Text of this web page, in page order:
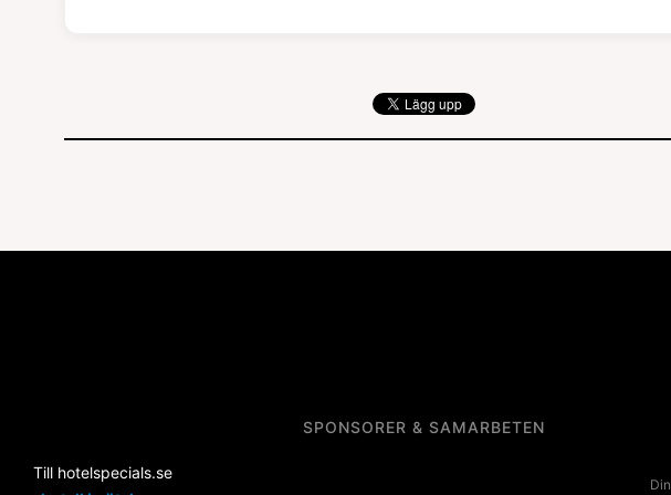
SPONSORER & SAMARBETEN
Till hotelspecials.se